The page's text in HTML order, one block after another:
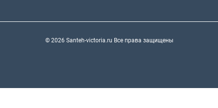
© 2026 Santeh-victoria.ru Все права защищены